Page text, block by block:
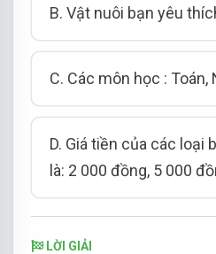
B. Vật nuôi bạn yêu
C. Các môn học : Toán,
D. Giá tiền của các loại
là: 2 000 đồng, 5 000
LỜI GIẢI